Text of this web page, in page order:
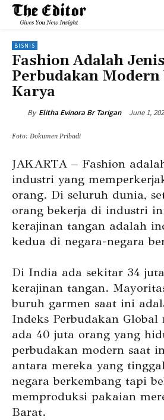
BISNIS
Fashion Adalah Jenis
Perbudakan Modern
Karya
By Elitha Evinora Br Tarigan June 1,
Foto: Dokumen Pribadi
JAKARTA – Fashion
industri yang
orang. Di seluruh dunia,
orang bekerja di industri
kerajinan tangan adalah
kedua di negara-negara
Di India ada sekitar 34
kerajinan tangan.
buruh garmen saat ini
Indeks Perbudakan
ada 40 juta orang yang
perbudakan modern saat
antara mereka yang
negara berkembang tapi
memproduksi pakaian
Barat.